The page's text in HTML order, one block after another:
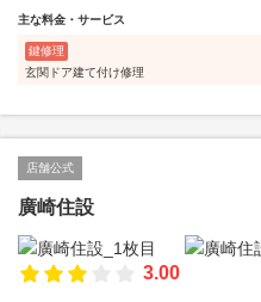
主な料金・サービス
鍵修理
玄関ドア建て付け修理
店舗公式
廣崎住設
3.00